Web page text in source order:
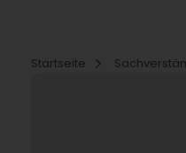
Startseite